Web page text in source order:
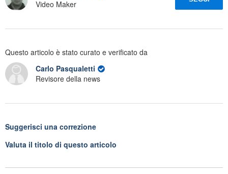
Video Maker
Questo articolo è stato curato e verificato da
Carlo Pasqualetti
Revisore della news
Suggerisci una correzione
Valuta il titolo di questo articolo